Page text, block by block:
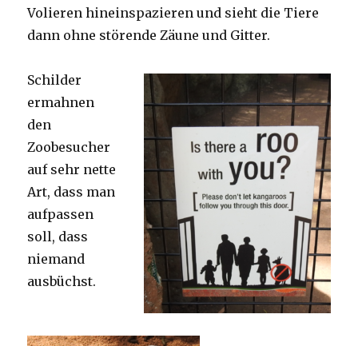
Volieren hineinspazieren und sieht die Tiere
dann ohne störende Zäune und Gitter.
Schilder
ermahnen
den
Zoobesucher
auf sehr nette
Art, dass man
aufpassen
soll, dass
niemand
ausbüchst.